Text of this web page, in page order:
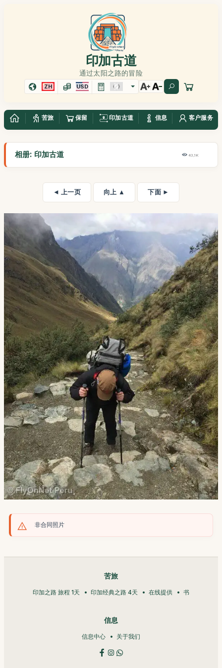
印加古道
通过太阳之路的冒险
ZH USD
苦旅 保留 印加古道 信息 客户服务
相册: 印加古道 43,1K
◄ 上一页 向上 ▲ 下面 ►
非合同照片
苦旅
印加之路 旅程 1天 印加经典之路 4天 在线提供 书
信息
信息中心 关于我们